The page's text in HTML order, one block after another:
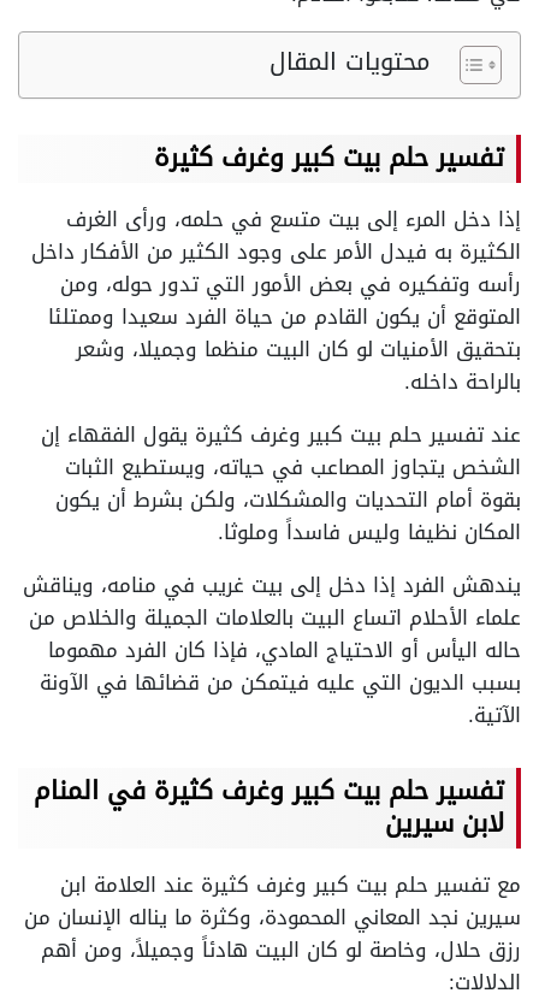
محتويات المقال
تفسير حلم بيت كبير وغرف كثيرة
إذا دخل المرء إلى بيت متسع في حلمه، ورأى الغرف
الكثيرة به فيدل الأمر على وجود الكثير من الأفكار داخل
رأسه وتفكيره في بعض الأمور التي تدور حوله، ومن
المتوقع أن يكون القادم من حياة الفرد سعيدا وممتلئا
بتحقيق الأمنيات لو كان البيت منظما وجميلا، وشعر
بالراحة داخله.
عند تفسير حلم بيت كبير وغرف كثيرة يقول الفقهاء إن
الشخص يتجاوز المصاعب في حياته، ويستطيع الثبات
بقوة أمام التحديات والمشكلات، ولكن بشرط أن يكون
المكان نظيفا وليس فاسداً وملوثا.
يندهش الفرد إذا دخل إلى بيت غريب في منامه، ويناقش
علماء الأحلام اتساع البيت بالعلامات الجميلة والخلاص من
حاله اليأس أو الاحتياج المادي، فإذا كان الفرد مهموما
بسبب الديون التي عليه فيتمكن من قضائها في الآونة
الآتية.
تفسير حلم بيت كبير وغرف كثيرة في المنام
لابن سيرين
مع تفسير حلم بيت كبير وغرف كثيرة عند العلامة ابن
سيرين نجد المعاني المحمودة، وكثرة ما يناله الإنسان من
رزق حلال، وخاصة لو كان البيت هادئاً وجميلاً، ومن أهم
الدلالات: